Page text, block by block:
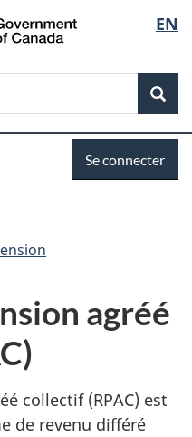
de
la
EN
connecter
Se connecter
agréé
collectif (RPAC) est
de revenu différé